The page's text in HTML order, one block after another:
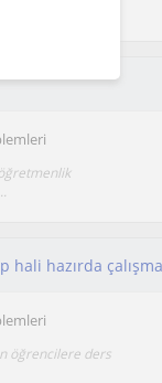
öğrencilere ders